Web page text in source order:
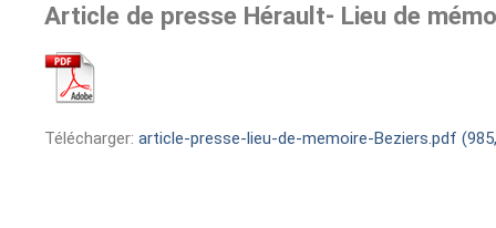
Article de presse Hérault- Lieu de
Télécharger: article-presse-lieu-de-memoire-Beziers.pdf